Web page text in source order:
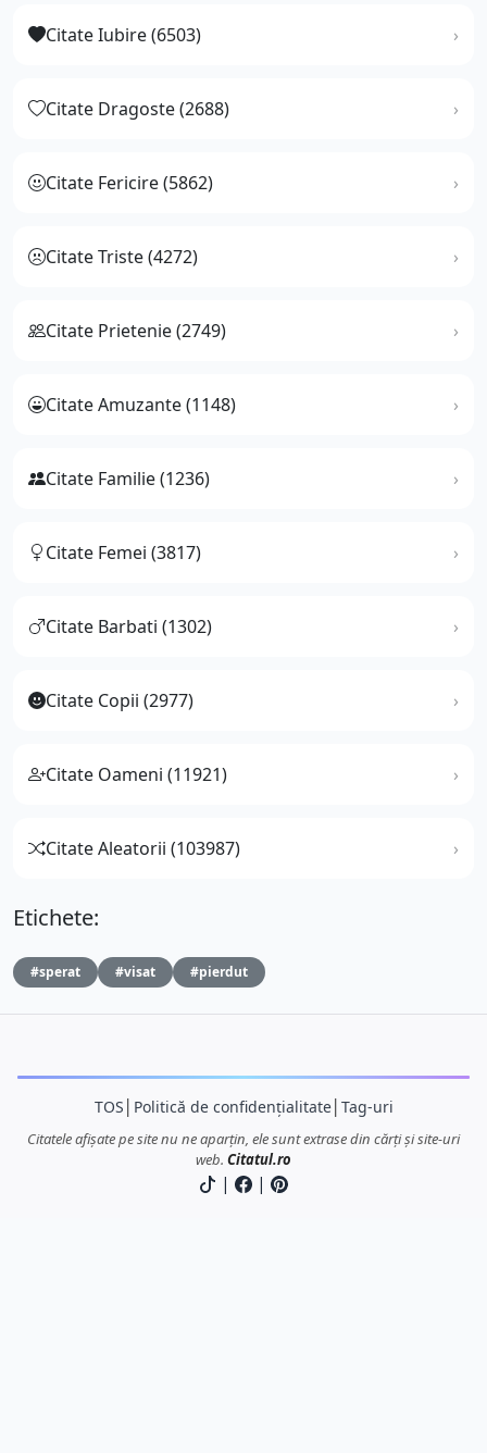
Citate Iubire (6503)
Citate Dragoste (2688)
Citate Fericire (5862)
Citate Triste (4272)
Citate Prietenie (2749)
Citate Amuzante (1148)
Citate Familie (1236)
Citate Femei (3817)
Citate Barbati (1302)
Citate Copii (2977)
Citate Oameni (11921)
Citate Aleatorii (103987)
Etichete:
#sperat #visat #pierdut
TOS Politică de confidențialitate│ Tag-uri
Citatele afișate pe site nu ne aparțin, ele sunt extrase din cărți și site-uri
web. Citatul.ro
| |